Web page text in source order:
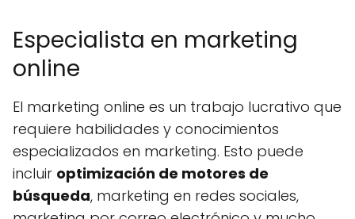
Especialista en marketing
online
El marketing online es un trabajo lucrativo que
requiere habilidades y conocimientos
especializados en marketing. Esto puede
incluir optimización de motores de
búsqueda, marketing en redes sociales,